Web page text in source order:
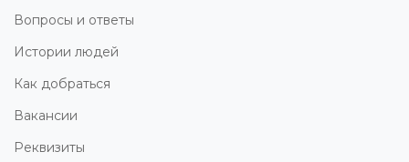
Вопросы и ответы
Истории людей
Как добраться
Вакансии
Реквизиты